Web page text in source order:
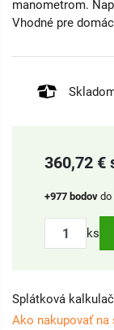
manometrom.
Vhodné pre
360,72 €
+977 bodov do
ks
Splátková
Ako nakupovať na